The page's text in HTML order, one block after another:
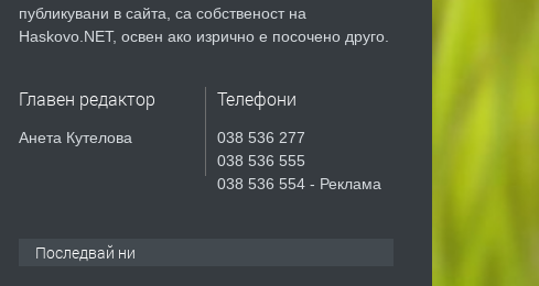
публикувани в сайта, са собственост на
Haskovo.NET, освен ако изрично е посочено друго.
Главен редактор
Анета Кутелова
Телефони
038 536 277
038 536 555
038 536 554 - Реклама
Последвай ни